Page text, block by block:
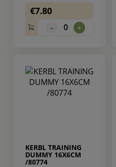
€7.80
- 0 +
KERBL TRAINING
DUMMY 16X6CM
/80774